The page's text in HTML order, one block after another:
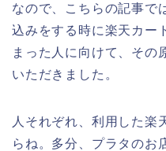
なので、こちらの記事で
込みをする時に楽天カー
まった人に向けて、その
いただきました。
人それぞれ、利用した楽
らね。多分、プラタのお